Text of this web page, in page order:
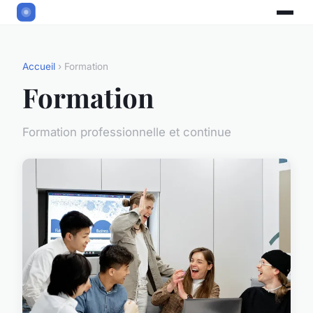
Accueil › Formation
Formation
Formation professionnelle et continue